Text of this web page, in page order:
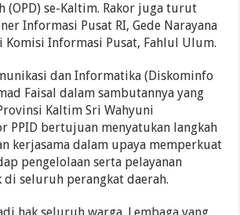
(OPD) se-Kaltim. Rakor juga turut
Informasi Pusat RI, Gede Narayana
Komisi Informasi Pusat, Fahlul Ulum.
dan Informatika (Diskominfo
Faisal dalam sambutannya yang
Kaltim Sri Wahyuni
PPID bertujuan menyatukan langkah
kerjasama dalam upaya memperkuat
pengelolaan serta pelayanan
seluruh perangkat daerah.